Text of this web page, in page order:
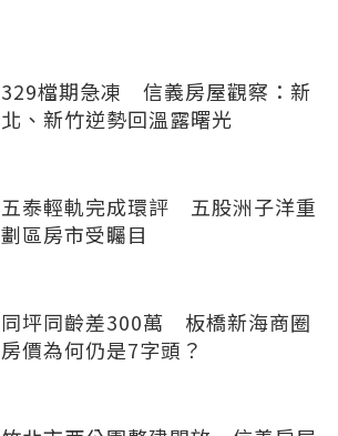
329檔期急凍 信義房屋觀察：新
北、新竹逆勢回溫露曙光
五泰輕軌完成環評 五股洲子洋重
劃區房市受矚目
同坪同齡差300萬 板橋新海商圈
房價為何仍是7字頭？